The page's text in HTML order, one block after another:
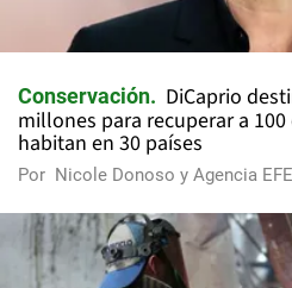
Conservación
DiCaprio
millones para recuperar a
habitan en 30 países
Por Nicole Donoso y Agencia EFE